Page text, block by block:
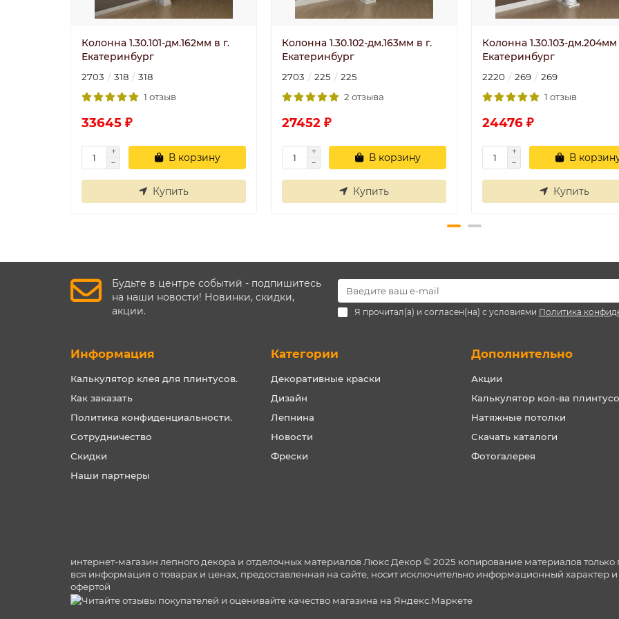
Колонна 1.30.101-дм.162мм в г.
Екатеринбург
2703 318
318
1 отзыв
33645 ₽
В корзину
Купить
Колонна 1.30.102-дм.163мм в г.
Екатеринбург
2703 225
225
2 отзыва
27452 ₽
В корзину
Купить
Колонна 1.30.103-дм.204мм
Екатеринбург
2220 269
269
1 отзыв
24476 ₽
В
Купить
Будьте в центре событий - подпишитесь
на наши новости! Новинки, скидки,
акции.
Я прочитал(а) и согласен(на) с условиями Политика
Информация
Калькулятор клея для плинтусов.
Как заказать
Политика конфиденциальности.
Сотрудничество
Скидки
Наши партнеры
Категории
Декоративные краски
Дизайн
Лепнина
Новости
Фрески
Дополнительно
Акции
Калькулятор кол-ва
Натяжные потолки
Скачать каталоги
Фотогалерея
интернет-магазин лепного декора и отделочных материалов Люкс Декор © 2025 копирование материалов
вся информация о товарах и ценах, предоставленная на сайте, носит исключительно информационный характер
офертой